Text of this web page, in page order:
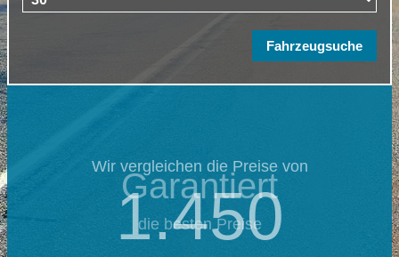
Wir vergleichen die Preise von
1.450
Garantiert
die besten Preise